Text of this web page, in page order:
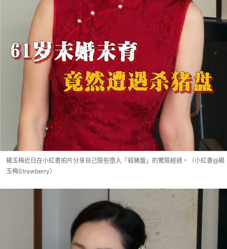
楊玉梅近日在小紅書拍片分享自己險些墮入「殺豬盤」的驚險經過。（小紅書@楊
玉梅Strawberry）